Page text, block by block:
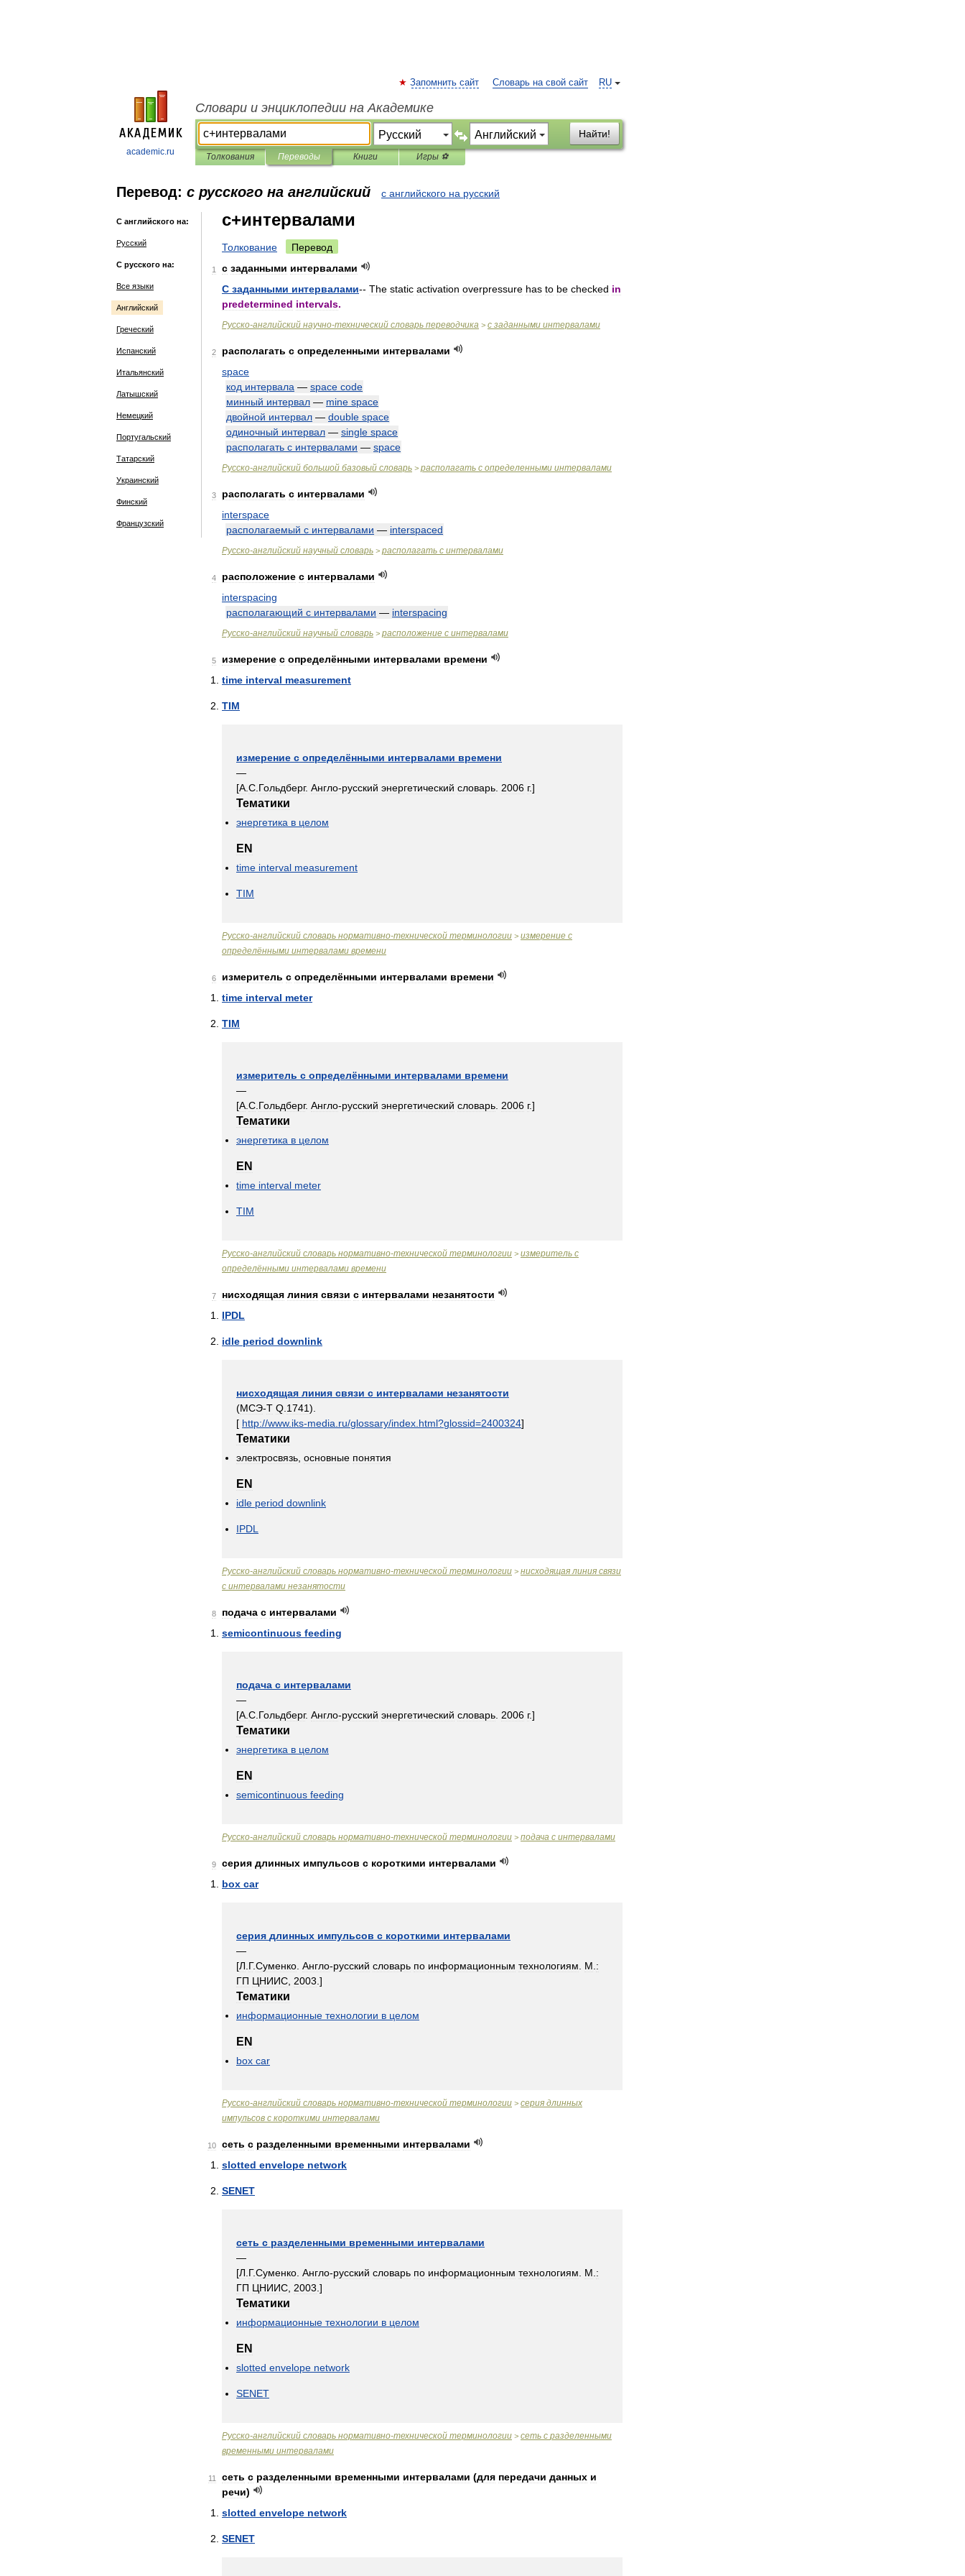
academic.ru
RU
Запомнить сайт Словарь на свой сайт
Словари и энциклопедии на Академике
Найти!
Толкования Переводы Книги Игры ⚽
Перевод: с русского на английский с английского на русский
С английского на:
Русский
С русского на:
Все языки
Английский
Греческий
Испанский
Итальянский
Латышский
Немецкий
Португальский
Татарский
Украинский
Финский
Французский
с+интервалами
Толкование Перевод
1 с заданными интервалами
С заданными интервалами-- The static activation overpressure has to be checked in
predetermined intervals.
Русско-английский научно-технический словарь переводчика > с заданными интервалами
2 располагать с определенными интервалами
space
код интервала — space code
минный интервал — mine space
двойной интервал — double space
одиночный интервал — single space
располагать с интервалами — space
Русско-английский большой базовый словарь > располагать с определенными интервалами
3 располагать с интервалами
interspace
располагаемый с интервалами — interspaced
Русско-английский научный словарь > располагать с интервалами
4 расположение с интервалами
interspacing
располагающий с интервалами — interspacing
Русско-английский научный словарь > расположение с интервалами
5 измерение с определёнными интервалами времени
time interval measurement
TIM
измерение с определёнными интервалами времени
—
[А С Гольдберг. Англо-русский энергетический словарь 2006 г.]
Тематики
энергетика в целом
EN
time interval measurement
TIM
Русско-английский словарь нормативно-технической терминологии > измерение с
определёнными интервалами времени
6 измеритель с определёнными интервалами времени
time interval meter
TIM
измеритель с определёнными интервалами времени
—
[А С Гольдберг. Англо-русский энергетический словарь 2006 г.]
Тематики
энергетика в целом
EN
time interval meter
TIM
Русско-английский словарь нормативно-технической терминологии > измеритель с
определёнными интервалами времени
7 нисходящая линия связи с интервалами незанятости
IPDL
idle period downlink
нисходящая линия связи с интервалами незанятости
(МСЭ-Т Q 1741).
[ http://www. iks-media ru/glossary/index html?glossid=2400324]
Тематики
электросвязь основные понятия
EN
idle period downlink
IPDL
Русско-английский словарь нормативно-технической терминологии > нисходящая линия связи
с интервалами незанятости
8 подача с интервалами
semicontinuous feeding
подача с интервалами
—
[А С Гольдберг. Англо-русский энергетический словарь 2006 г.]
Тематики
энергетика в целом
EN
semicontinuous feeding
Русско-английский словарь нормативно-технической терминологии > подача с интервалами
9 серия длинных импульсов с короткими интервалами
box car
серия длинных импульсов с короткими интервалами
—
[Л Г.Суменко Англо-русский словарь по информационным технологиям М :
ГП ЦНИИС 2003 .]
Тематики
информационные технологии в целом
EN
box car
Русско-английский словарь нормативно-технической терминологии > серия длинных
импульсов с короткими интервалами
10 сеть с разделенными временными интервалами
slotted envelope network
SENET
сеть с разделенными временными интервалами
—
[Л Г.Суменко Англо-русский словарь по информационным технологиям М :
ГП ЦНИИС 2003 .]
Тематики
информационные технологии в целом
EN
slotted envelope network
SENET
Русско-английский словарь нормативно-технической терминологии > сеть с разделенными
временными интервалами
11 сеть с разделенными временными интервалами (для передачи данных и
речи)
slotted envelope network
SENET